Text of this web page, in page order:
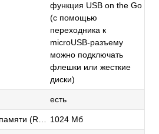
функция USB on the Go
(с помощью
переходника к
microUSB-разъему
можно подключать
флешки или жесткие
диски)
есть
Объем оперативной памяти (RAM) 1024 Мб